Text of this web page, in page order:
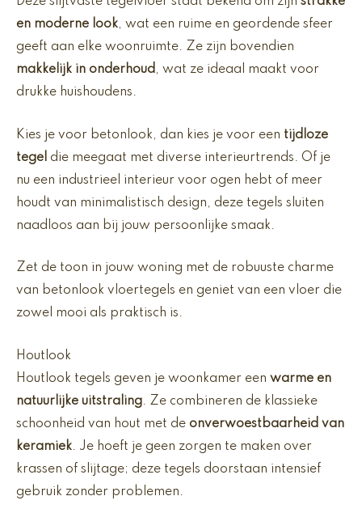
en moderne look, wat een ruime en geordende sfeer
geeft aan elke woonruimte. Ze zijn bovendien
makkelijk in onderhoud , wat ze ideaal maakt voor
drukke huishoudens.
Kies je voor betonlook, dan kies je voor een tijdloze
tegel die meegaat met diverse interieurtrends. Of je
nu een industrieel interieur voor ogen hebt of meer
houdt van minimalistisch design, deze tegels sluiten
naadloos aan bij jouw persoonlijke smaak.
Zet de toon in jouw woning met de robuuste charme
van betonlook vloertegels en geniet van een vloer die
zowel mooi als praktisch is.
Houtlook
Houtlook tegels geven je woonkamer een warme en
natuurlijke uitstraling. Ze combineren de klassieke
schoonheid van hout met de onverwoestbaarheid van
keramiek. Je hoeft je geen zorgen te maken over
krassen of slijtage; deze tegels doorstaan intensief
gebruik zonder problemen.